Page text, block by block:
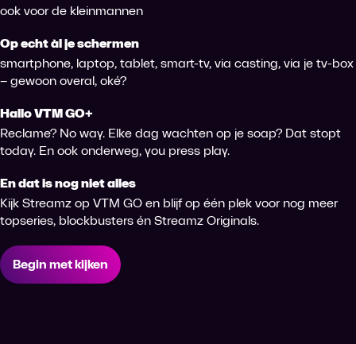
ook voor de kleinmannen
Op echt àl je schermen
smartphone, laptop, tablet, smart-tv, via casting, via je tv-box
– gewoon overal, oké?
Hallo VTM GO+
Reclame? No way. Elke dag wachten op je soap? Dat stopt
today. En ook onderweg, you press play.
En dat is nog niet alles
Kijk Streamz op VTM GO en blijf op één plek voor nog meer
topseries, blockbusters én Streamz Originals.
Begin met kijken